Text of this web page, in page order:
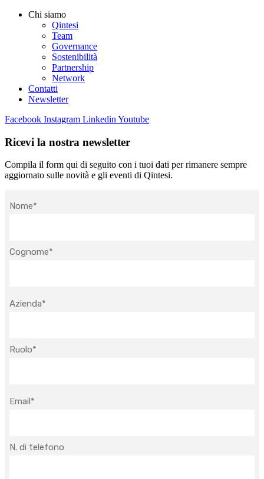
Chi siamo
Qintesi
Team
Governance
Sostenibilità
Partnership
Network
Contatti
Newsletter
Facebook Instagram Linkedin Youtube
Ricevi la nostra newsletter
Compila il form qui di seguito con i tuoi dati per rimanere sempre
aggiornato sulle novità e gli eventi di Qintesi.